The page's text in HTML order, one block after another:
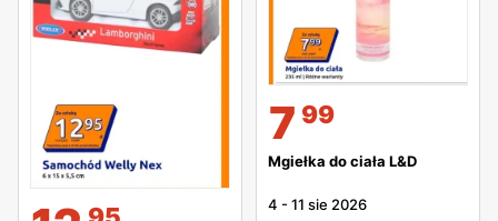
7 99
Mgiełka do ciała L&D
4 -11 sie 2026